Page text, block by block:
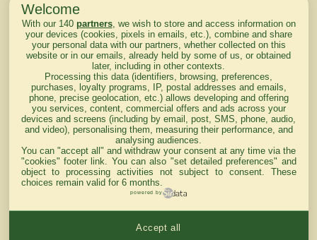
lendemain
Courses
d'aujourd'hui
Haut de Page
Mentions légales du site
Welcome
With our 140 partners, we wish to store and access information on
your devices (cookies, pixels in emails, etc.), combine and share
your personal data with our partners, whether collected on this
website or in our emails, already held by some of us, or obtained
later, including in other contexts.
Processing this data (identifiers, browsing, preferences,
purchases, loyalty programs, IP, postal addresses and emails,
phone, precise geolocation, etc.) allows developing and offering
you services, content, commercial offers and ads across your
devices and screens (including by email, post, SMS, phone, audio,
and video), personalising them, measuring their performance, and
analysing audiences.
You can "accept all" and withdraw your consent at any time via the
"cookies" footer link . You can also "set detailed preferences" and
object to processing activities not subject to consent. These
choices remain valid for 6 months.
powered by
Accept all